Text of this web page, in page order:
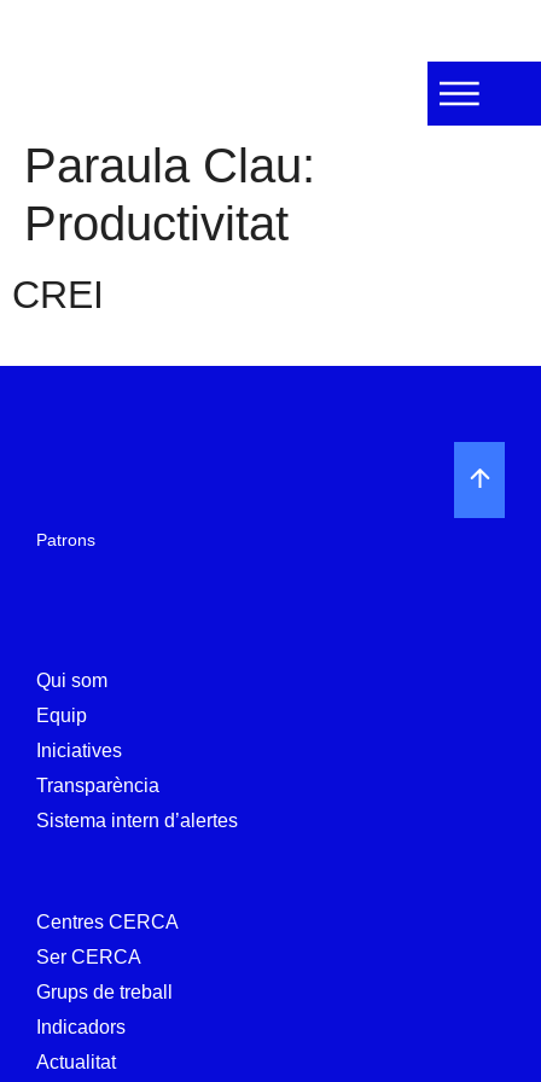
Paraula Clau:
Productivitat
CREI
Patrons
Qui som
Equip
Iniciatives
Transparència
Sistema intern d’alertes
Centres CERCA
Ser CERCA
Grups de treball
Indicadors
Actualitat